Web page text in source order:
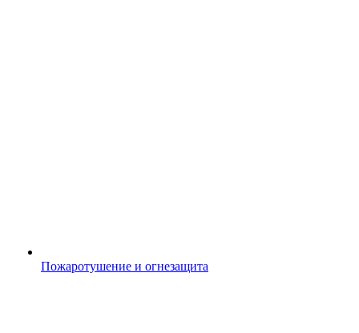
Пожаротушение и огнезащита